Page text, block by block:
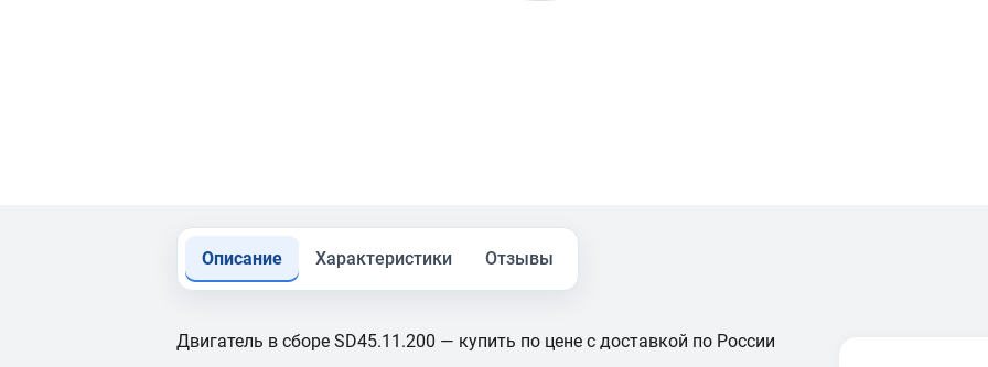
Описание Характеристики Отзывы
Двигатель в сборе SD45.11.200 — купить по цене с доставкой по России